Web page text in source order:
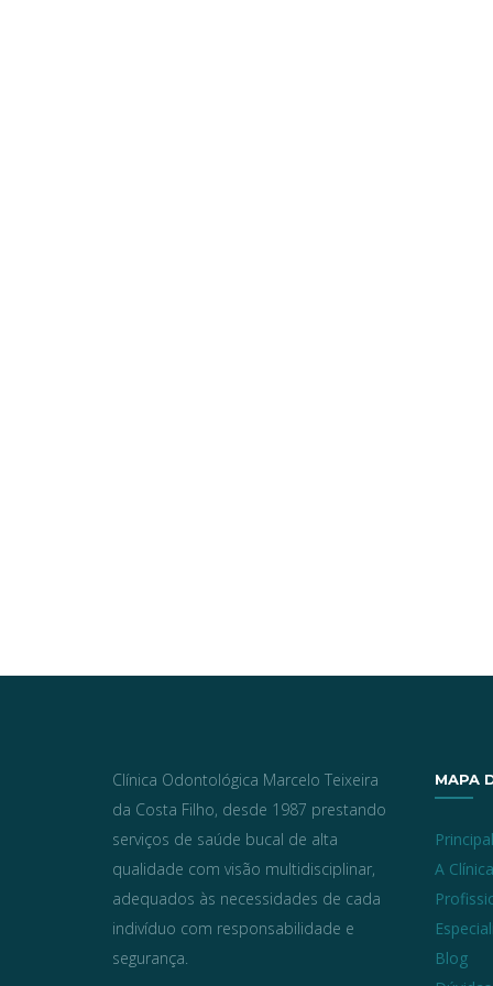
Clínica Odontológica Marcelo Teixeira
da Costa Filho, desde 1987 prestando
serviços de saúde bucal de alta
qualidade com visão multidisciplinar,
adequados às necessidades de cada
indivíduo com responsabilidade e
segurança.
MAPA
Principal
A Clínica
Blog